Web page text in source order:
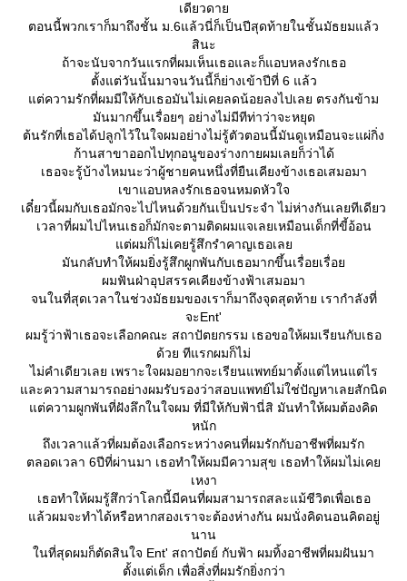
เดียวดา
ตอนนี้พวกเราก็มาถึงชั้น ม.6แล้วนี่ก็เป็นปีสุดท้ายในชั้นมัธยมแล้ว
สินะ
ถ้าจะนับจากวันแรกที่ผมเห็นเธอและก็แอบหลงรักเธอ
ตั้งแต่วันนั้นมาจนวันนี้ก็ย่างเข้าปีที่ 6 แล้ว
ต่ความรักที่ผมมีให้กับเธอมันไม่เคยลดน้อยลงไปเลย ตรงกันข้าม
มันมากขึ้นเรื่อยๆ อย่างไม่มีทีท่าว่าจะหยุด
ต้นรักที่เธอได้ปลูกไว้ในใจผมอย่างไม่รู้ตัวตอนนี้มันดูเหมือนจะแผ่กิ่ง
ก้านสาขาออกไปทุกอนูของร่างกายผมเลยก็ว่าได้
เธอจะรู้บ้างไหมนะว่าผู้ชายคนหนึ่งที่ยืนเคียงข้างเธอเสมอมา
เขาแอบหลงรักเธอจนหมดหัวใจ
เดี๋ยวนี้ผมกับเธอมักจะไปไหนด้วยกันเป็นประจำ ไม่ห่างกันเลยทีเดียว
เวลาที่ผมไปไหนเธอก็มักจะตามติดผมแจเลยเหมือนเด็กที่ขี้อ้อน
ต่ผมก็ไม่เคยรู้สึกรำคาญเธอเล
มันกลับทำให้ผมยิ่งรู้สึกผูกพันกับเธอมากขึ้นเรื่อยเรื่อ
ผมฟันฝ่าอุปสรรคเคียงข้างฟ้าเสมอมา
จนในที่สุดเวลาในช่วงมัธยมของเราก็มาถึงจุดสุดท้าย เรากำลังที่
จะEnt'
ผมรู้ว่าฟ้าเธอจะเลือกคณะ สถาปัตยกรรม เธอขอให้ผมเรียนกับเธอ
ด้วย ทีแรกผมก็ไม่
ไม่คำเดียวเลย เพราะใจผมอยากจะเรียนแพทย์มาตั้งแต่ไหนแต่ไร
ละความสามารถอย่างผมรับรองว่าสอบแพทย์ไม่ใช่ปัญหาเลยสักนิด
ต่ความผูกพันที่ฝังลึกในใจผม ที่มีให้กับฟ้านี่สิ มันทำให้ผมต้องคิด
หนัก
ถึงเวลาแล้วที่ผมต้องเลือกระหว่างคนที่ผมรักกับอาชีพที่ผมรัก
ตลอดเวลา 6ปีที่ผ่านมา เธอทำให้ผมมีความสุข เธอทำให้ผมไม่เค
เหงา
เธอทำให้ผมรู้สึกว่าโลกนี้มีคนที่ผมสามารถสละแม้ชีวิตเพื่อเธอ
ล้วผมจะทำได้หรือหากสองเราจะต้องห่างกัน ผมนั่งคิดนอนคิดอยู่
นาน
นที่สุดผมก็ตัดสินใจ Ent' สถาปัตย์ กับฟ้า ผมทิ้งอาชีพที่ผมฝันมา
ตั้งแต่เด็ก เพื่อสิ่งที่ผมรักยิ่งกว่า